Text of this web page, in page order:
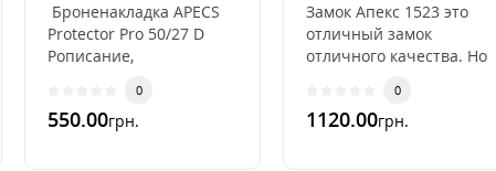
Броненакладка APECS
Protector Pro 50/27 D
Pописание,
броненакладки APECS ..
0
550.00грн.
Замок Апекс 1523 это
отличный замок
отличного качества. Но
и минусы о которых не
расскажет ни о..
0
1120.00грн.